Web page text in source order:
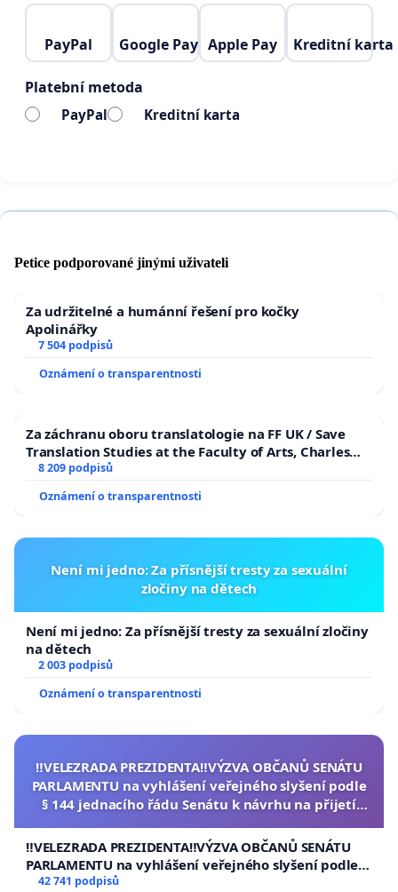
PayPal Google Pay Apple Pay Kreditní karta
Platební metoda
PayPal Kreditní karta
Petice podporované jinými uživateli
Za udržitelné a humánní řešení pro kočky
Apolinářky
7 504 podpisů
Oznámení o transparentnosti
Za záchranu oboru translatologie na FF UK / Save
Translation Studies at the Faculty of Arts, Charles
University
8 209 podpisů
Oznámení o transparentnosti
Není mi jedno: Za přísnější tresty za sexuální
zločiny na dětech
Není mi jedno: Za přísnější tresty za sexuální zločiny
na dětech
2 003 podpisů
Oznámení o transparentnosti
‼️VELEZRADA PREZIDENTA‼️VÝZVA OBČANŮ SENÁTU
PARLAMENTU na vyhlášení veřejného slyšení podle
§ 144 jednacího řádu Senátu k návrhu na přijetí
republiky
‼️VELEZRADA PREZIDENTA‼️VÝZVA OBČANŮ SENÁTU
PARLAMENTU na vyhlášení veřejného slyšení podle §
144 jednacího řádu Senátu k návrhu na přijetí
42 741 podpisů